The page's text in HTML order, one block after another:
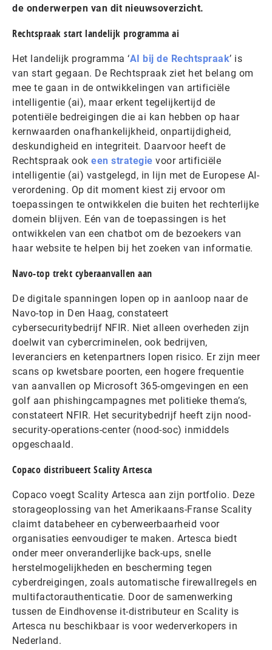
de onderwerpen van dit nieuwsoverzicht.
Rechtspraak start landelijk programma ai
Het landelijk programma ‘AI bij de Rechtspraak’ is
van start gegaan. De Rechtspraak ziet het belang om
mee te gaan in de ontwikkelingen van artificiële
intelligentie (ai), maar erkent tegelijkertijd de
potentiële bedreigingen die ai kan hebben op haar
kernwaarden onafhankelijkheid, onpartijdigheid,
deskundigheid en integriteit. Daarvoor heeft de
Rechtspraak ook een strategie voor artificiële
intelligentie (ai) vastgelegd, in lijn met de Europese AI-
verordening. Op dit moment kiest zij ervoor om
toepassingen te ontwikkelen die buiten het rechterlijke
domein blijven. Eén van de toepassingen is het
ontwikkelen van een chatbot om de bezoekers van
haar website te helpen bij het zoeken van informatie.
Navo-top trekt cyberaanvallen aan
De digitale spanningen lopen op in aanloop naar de
Navo-top in Den Haag, constateert
cybersecuritybedrijf NFIR. Niet alleen overheden zijn
doelwit van cybercriminelen, ook bedrijven,
leveranciers en ketenpartners lopen risico. Er zijn meer
scans op kwetsbare poorten, een hogere frequentie
van aanvallen op Microsoft 365-omgevingen en een
golf aan phishingcampagnes met politieke thema’s,
constateert NFIR. Het securitybedrijf heeft zijn nood-
security-operations-center (nood-soc) inmiddels
opgeschaald.
Copaco distribueert Scality Artesca
Copaco voegt Scality Artesca aan zijn portfolio. Deze
storageoplossing van het Amerikaans-Franse Scality
claimt databeheer en cyberweerbaarheid voor
organisaties eenvoudiger te maken. Artesca biedt
onder meer onveranderlijke back-ups, snelle
herstelmogelijkheden en bescherming tegen
cyberdreigingen, zoals automatische firewallregels en
multifactorauthenticatie. Door de samenwerking
tussen de Eindhovense it-distributeur en Scality is
Artesca nu beschikbaar is voor wederverkopers in
Nederland.